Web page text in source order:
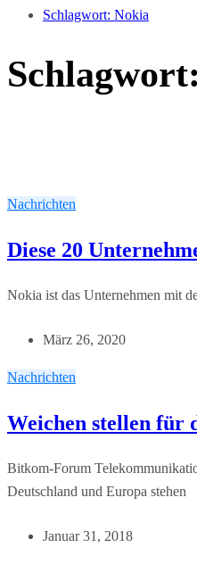
Schlagwort: Nokia
Schlagwort:
Nachrichten
Diese 20
Nokia ist das Unternehmen mit
März 26, 2020
Nachrichten
Weichen stellen für
Bitkom-Forum
Deutschland und Europa stehen
Januar 31, 2018